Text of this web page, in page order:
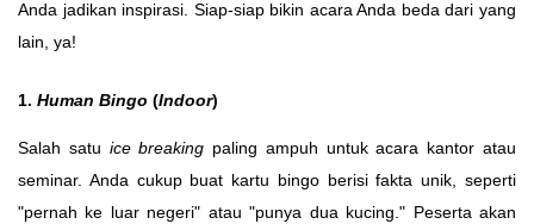
Anda jadikan inspirasi. Siap-siap bikin acara Anda beda dari yang
lain, ya!
1. Human Bingo (Indoor)
Salah satu ice breaking paling ampuh untuk acara kantor atau
seminar. Anda cukup buat kartu bingo berisi fakta unik, seperti
"pernah ke luar negeri" atau "punya dua kucing." Peserta akan